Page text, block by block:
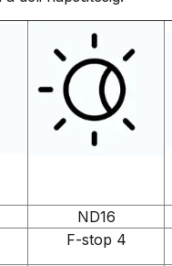
ND16
F-stop 4